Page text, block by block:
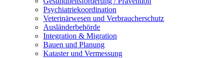
Psychiatriekoordination
Veterinärwesen und Verbraucherschutz
Ausländerbehörde
Integration & Migration
Bauen und Planung
Kataster und Vermessung